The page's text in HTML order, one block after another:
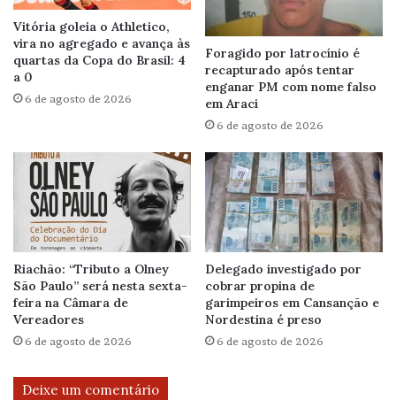
Vitória goleia o Athletico,
vira no agregado e avança às
quartas da Copa do Brasil: 4
a 0
6 de agosto de 2026
Foragido por latrocínio é
recapturado após tentar
enganar PM com nome falso
em Araci
6 de agosto de 2026
Riachão: “Tributo a Olney
São Paulo” será nesta sexta-
feira na Câmara de
Vereadores
6 de agosto de 2026
Delegado investigado por
cobrar propina de
garimpeiros em Cansanção e
Nordestina é preso
6 de agosto de 2026
Deixe um comentário